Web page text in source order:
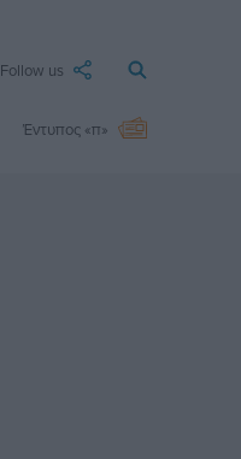
Follow us
Έντυπος «π»